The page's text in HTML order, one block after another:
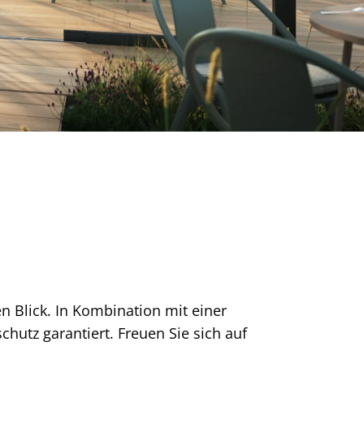
Blick. In Kombination mit einer
garantiert. Freuen Sie sich auf